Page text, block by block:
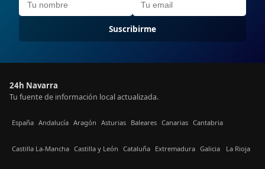
Suscribirme
24h Navarra
Tu fuente de información local actualizada.
España Andalucía Aragón Asturias Baleares Canarias Cantabria
Castilla La-Mancha Castilla y León Cataluña Extremadura Galicia La Rioja